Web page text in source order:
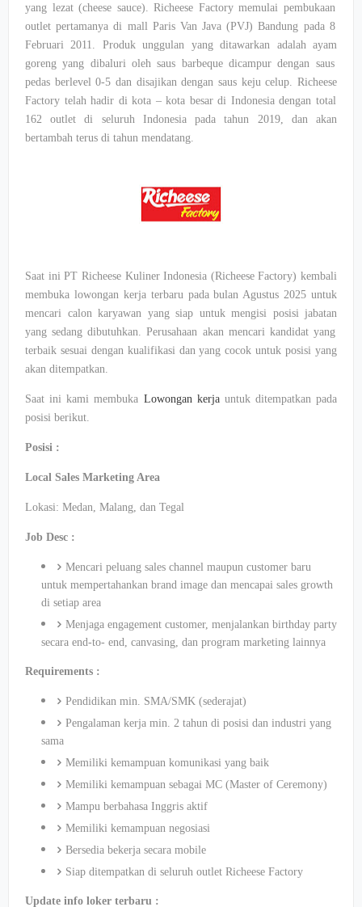
yang lezat(cheese sauce). Richeese Factory memulai pembukaan
outletpertamanya di mall Paris Van Java (PVJ) Bandung pada 8
Februari 2011. Produk unggulan yangditawarkan adalah ayam
goreng yang dibaluriolehsaus barbequedicampur dengan saus
pedas berlevel0-5 dan disajikan dengan saus keju celup.Richeese
Factory telah hadir di kota – kota besardi Indonesia dengan total
162 outlet di seluruhIndonesia padatahun 2019, danakan
bertambah terus di tahun mendatang.
Saat iniPT Richeese KulinerIndonesia (RicheeseFactory) kembali
membuka lowongan kerja terbarupadabulan Agustus 2025 untuk
mencari calon karyawan yang siap untuk mengisi posisi jabatan
yangsedang dibutuhkan. Perusahaan akan mencari kandidatyang
terbaik sesuai dengan kualifikasidan yangcocok untuk posisi yang
akan ditempatkan.
Saat ini kamimembuka Lowongan kerja untuk ditempatkanpada
posisi berikut.
Posisi :
Local Sales Marketing Area
Lokasi: Medan, Malang, dan Tegal
Job Desc :
Mencari peluang sales channel maupun customer baru
untuk mempertahankan brand image dan mencapai sales growth
di setiap area
Menjaga engagement customer, menjalankan birthday party
secara end-to- end, canvasing, dan program marketing lainnya
Requirements :
Pendidikan min. SMA/SMK (sederajat)
Pengalaman kerja min. 2 tahun di posisi dan industri yang
sama
Memiliki kemampuan komunikasi yang baik
Memiliki kemampuan sebagai MC (Master of Ceremony)
Mampu berbahasa Inggris aktif
Memiliki kemampuan negosiasi
Bersedia bekerja secara mobile
Siap ditempatkan di seluruh outlet Richeese Factory
Update info loker terbaru :